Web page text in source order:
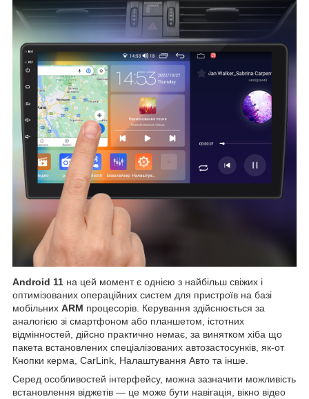
Android 11 на цей момент є однією з найбільш свіжих і
оптимізованих операційних систем для пристроїв на базі
мобільних ARM процесорів. Керування здійснюється за
аналогією зі смартфоном або планшетом, істотних
відмінностей, дійсно практично немає, за винятком хіба що
пакета встановлених спеціалізованих автозастосунків, як-от
Кнопки керма, CarLink, Налаштування Авто та інше.
Серед особливостей інтерфейсу, можна зазначити можливість
встановлення віджетів — це може бути навігація, вікно відео